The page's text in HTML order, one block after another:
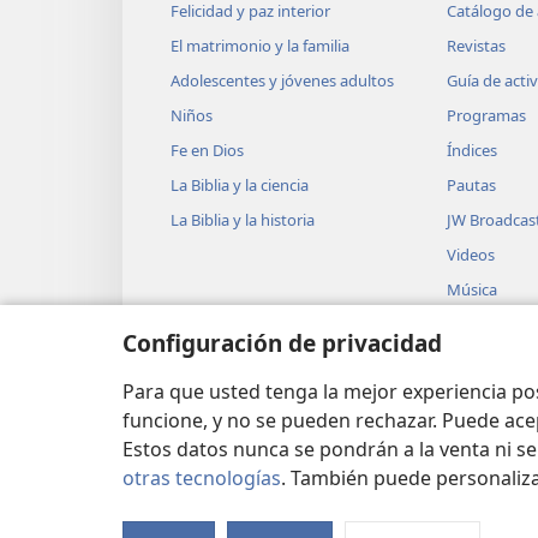
Configuración de privacidad
Para que usted tenga la mejor experiencia
funcione, y no se pueden rechazar. Puede
Estos datos nunca se pondrán a la venta ni
otras tecnologías. También puede
no robes, + no des falso
padre y a tu madre”.
20 El
obedeciendo todo esto desde
sintiendo cariño por él, le
tienes y dales el dinero a los
Luego ven y sé mi seguidor”.
hombre se desanimó y se fue
23 Después de mirar a su
discípulos: “¡Qué difícil va a
el Reino de Dios!”.
24
palabras. Jesús entonces les
en el Reino de Dios! 25 Es
de una aguja que para un
los dejó más impactados
Felicidad y paz interior
El matrimonio y la familia
Adolescentes y jóvenes adultos
Niños
Fe en Dios
La Biblia y la ciencia
La Biblia y la historia
Catálogo
Revistas
Guía de
Programas
Índices
Pautas
JW
Videos
Música
Biblia
Copyright© 2026 Watch Tower Bible and